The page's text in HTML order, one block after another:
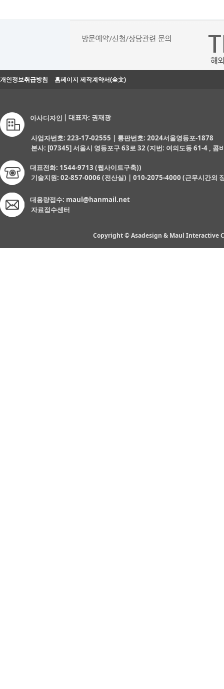
개인정보취급방침 홈페이지 제작계약서(全文)
아사디자인| 대표자: 권재광
사업자번호: 223-17-02555 | 통판번호: 2024서울영등포-1878
본사: [07345] 서울시 영등포구 63로 32 (지번: 여의도동 61-4 , 콤
대표전화: 1544-9713 (웹사이트구축))
기술지원: 02-857-0006 (전산실) | 010-2075-4000 (근무시간외
대용량접수: maul@hanmail.net
자료접수센터
Copyright ©Asadesign & Maul Interactive